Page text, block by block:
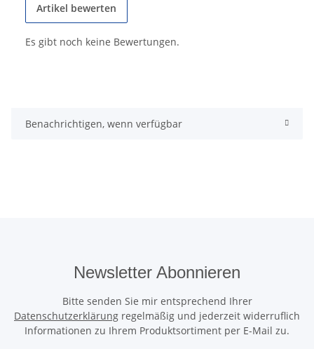
Artikel bewerten
Es gibt noch keine Bewertungen.
Benachrichtigen, wenn verfügbar
Newsletter Abonnieren
Bitte senden Sie mir entsprechend Ihrer
Datenschutzerklärung regelmäßig und jederzeit widerruflich
Informationen zu Ihrem Produktsortiment per E-Mail zu.